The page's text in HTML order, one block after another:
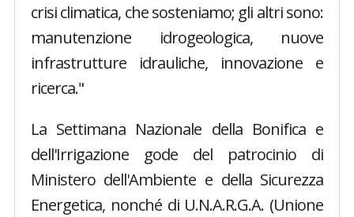
crisi climatica, che sosteniamo; gli altri sono:
manutenzione idrogeologica, nuove
infrastrutture idrauliche, innovazione e
ricerca."
La Settimana Nazionale della Bonifica e
dell'Irrigazione gode del patrocinio di
Ministero dell'Ambiente e della Sicurezza
Energetica, nonché di U.N.A.R.G.A. (Unione